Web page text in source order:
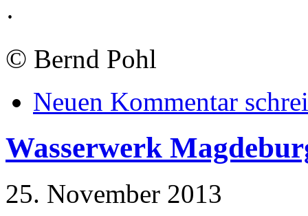
·
© Bernd Pohl
Neuen Kommentar
Wasserwerk
25. November 2013